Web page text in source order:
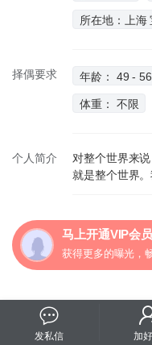
所在地：上海
择偶要求 年龄： 49 -
体重： 不限
个人简介
对整个世界来
就是整个世界
马上开通VIP会员
获得更多的曝光，
发私信 加